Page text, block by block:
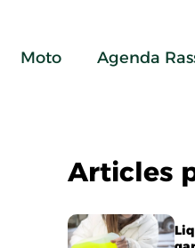
Moto Agenda
Articles